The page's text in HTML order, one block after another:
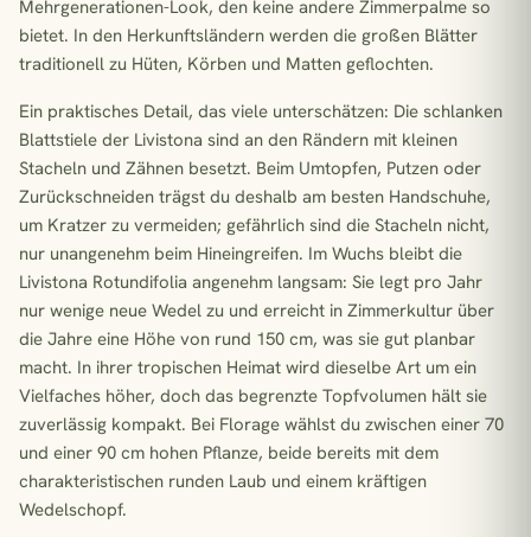
Mehrgenerationen-Look, den keine andere Zimmerpalme so
bietet. In den Herkunftsländern werden die großen Blätter
traditionell zu Hüten, Körben und Matten geflochten.
Ein praktisches Detail, das viele unterschätzen: Die schlanken
Blattstiele der Livistona sind an den Rändern mit kleinen
Stacheln und Zähnen besetzt. Beim Umtopfen, Putzen oder
Zurückschneiden trägst du deshalb am besten Handschuhe,
um Kratzer zu vermeiden; gefährlich sind die Stacheln nicht,
nur unangenehm beim Hineingreifen. Im Wuchs bleibt die
Livistona Rotundifolia angenehm langsam: Sie legt pro Jahr
nur wenige neue Wedel zu und erreicht in Zimmerkultur über
die Jahre eine Höhe von rund 150 cm, was sie gut planbar
macht. In ihrer tropischen Heimat wird dieselbe Art um ein
Vielfaches höher, doch das begrenzte Topfvolumen hält sie
zuverlässig kompakt. Bei Florage wählst du zwischen einer 70
und einer 90 cm hohen Pflanze, beide bereits mit dem
charakteristischen runden Laub und einem kräftigen
Wedelschopf.